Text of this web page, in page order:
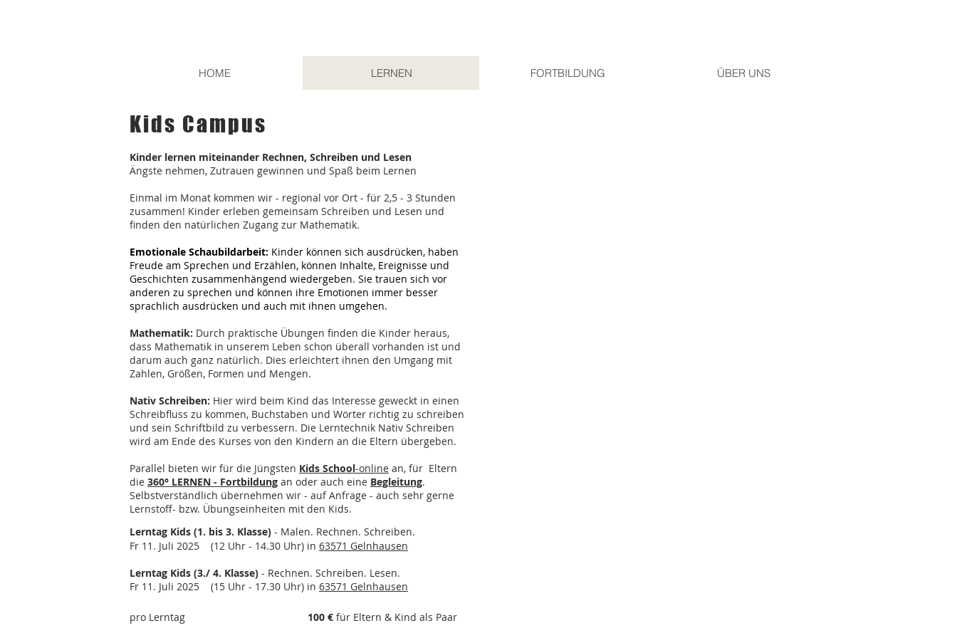
HOME LERNEN FORTBILDUNG ÜBER UNS
Kids Campus
Kinder lernen miteinander Rechnen, Schreiben und Lesen
Ängste nehmen, Zutrauen gewinnen und Spaß beim Lernen
Einmal im Monat kommen wir - regional vor Ort - für 2,5 - 3 Stunden
zusammen! Kinder erleben gemeinsam Schreiben und Lesen und
finden den natürlichen Zugang zur Mathematik.
Emotionale Schaubildarbeit: Kinder können sich ausdrücken, haben
Freude am Sprechen und Erzählen, können Inhalte, Ereignisse und
Geschichten zusammenhängend wiedergeben. Sie trauen sich vor
anderen zu sprechen und können ihre Emotionen immer besser
sprachlich ausdrücken und auch mit ihnen umgehen.
Mathematik: Durch praktische Übungen finden die Kinder heraus,
dass Mathematik in unserem Leben schon überall vorhanden ist und
darum auch ganz natürlich. Dies erleichtert ihnen den Umgang mit
Zahlen, Größen, Formen und Mengen.
Nativ Schreiben: Hier wird beim Kind das Interesse geweckt in einen
Schreibfluss zu kommen, Buchstaben und Wörter richtig zu schreiben
und sein Schriftbild zu verbessern. Die Lerntechnik Nativ Schreiben
wird am Ende des Kurses von den Kindern an die Eltern übergeben.
Parallel bieten wir für die Jüngsten Kids School-online an, für Eltern
die 360° LERNEN - Fortbildung an oder auch eine Begleitung.
Selbstverständlich übernehmen wir - auf Anfrage - auch sehr gerne
Lernstoff- bzw. Übungseinheiten mit den Kids.
Lerntag Kids (1. bis 3. Klasse) - Malen. Rechnen. Schreiben.
Fr 11. Juli 2025 (12 Uhr - 14.30 Uhr) in 63571 Gelnhausen
Lerntag Kids (3./ 4. Klasse) - Rechnen. Schreiben. Lesen.
Fr 11. Juli 2025 (15 Uhr - 17.30 Uhr) in 63571 Gelnhausen
pro Lerntag 100 € für Eltern & Kind als Paar